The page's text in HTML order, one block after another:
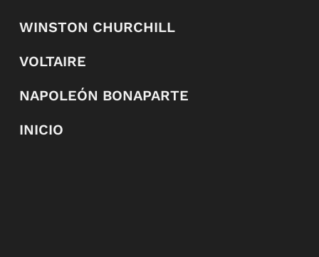
WINSTON CHURCHILL
VOLTAIRE
NAPOLEÓN BONAPARTE
INICIO